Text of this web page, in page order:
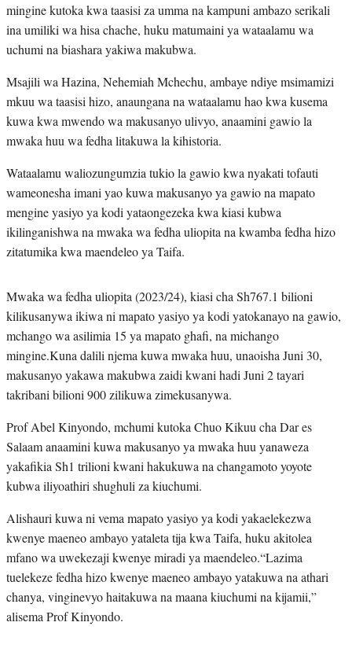
mingine kutoka kwa taasisi za umma na kampuni ambazo serikali
ina umiliki wa hisa chache, huku matumaini ya wataalamu wa
uchumi na biashara yakiwa makubwa.
Msajili wa Hazina, Nehemiah Mchechu, ambaye ndiye msimamizi
mkuu wa taasisi hizo, anaungana na wataalamu hao kwa kusema
kuwa kwa mwendo wa makusanyo ulivyo, anaamini gawio la
mwaka huu wa fedha litakuwa la kihistoria.
Wataalamu waliozungumzia tukio la gawio kwa nyakati tofauti
wameonesha imani yao kuwa makusanyo ya gawio na mapato
mengine yasiyo ya kodi yataongezeka kwa kiasi kubwa
ikilinganishwa na mwaka wa fedha uliopita na kwamba fedha hizo
zitatumika kwa maendeleo ya Taifa.
Mwaka wa fedha uliopita (2023/24), kiasi cha Sh767.1 bilioni
kilikusanywa ikiwa ni mapato yasiyo ya kodi yatokanayo na gawio,
mchango wa asilimia 15 ya mapato ghafi, na michango
mingine.Kuna dalili njema kuwa mwaka huu, unaoisha Juni 30,
makusanyo yakawa makubwa zaidi kwani hadi Juni 2 tayari
takribani bilioni 900 zilikuwa zimekusanywa.
Prof Abel Kinyondo, mchumi kutoka Chuo Kikuu cha Dar es
Salaam anaamini kuwa makusanyo ya mwaka huu yanaweza
yakafikia Sh1 trilioni kwani hakukuwa na changamoto yoyote
kubwa iliyoathiri shughuli za kiuchumi.
Alishauri kuwa ni vema mapato yasiyo ya kodi yakaelekezwa
kwenye maeneo ambayo yataleta tija kwa Taifa, huku akitolea
mfano wa uwekezaji kwenye miradi ya maendeleo.“Lazima
tuelekeze fedha hizo kwenye maeneo ambayo yatakuwa na athari
chanya, vinginevyo haitakuwa na maana kiuchumi na kijamii,”
alisema Prof Kinyondo.